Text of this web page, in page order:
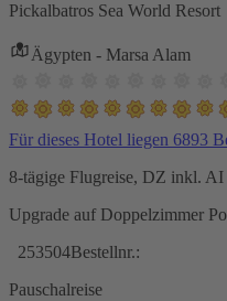
Pickalbatros Sea World Resort
Ägypten - Marsa Alam
Für dieses Hotel liegen 6893
8-tägige Flugreise, DZ inkl. AI
Upgrade auf Doppelzimmer
253504Bestellnr.:
Pauschalreise